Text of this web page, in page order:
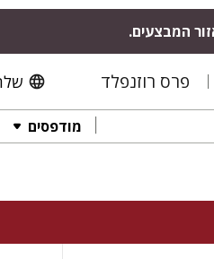
המבצעים.
פרס רוזנפלד
מודפסים